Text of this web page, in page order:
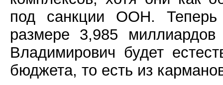
под санкции ООН.
размере 3,985
Владимирович будет
бюджета, то есть из